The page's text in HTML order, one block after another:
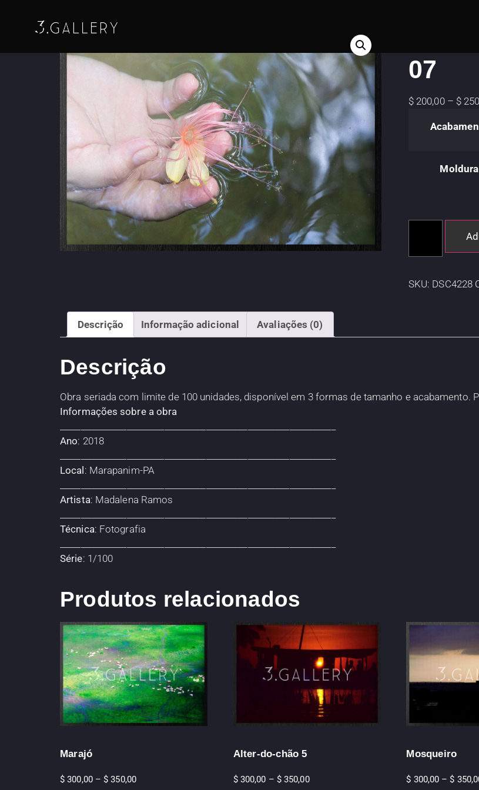
07
$200,00 – $
Moldura
SKU: DSC4228
Descrição Informação adicional Avaliações (0)
Descrição
Obra seriada com limite de 100 unidades, disponível em 3 formas de tamanho e
Informações sobre a obra
Ano: 2018
Local: Marapanim-PA
Artista: Madalena Ramos
Técnica: Fotografia
Série: 1/100
Produtos relacionados
Marajó
$ 300,00 – $ 350,00
Alter-do-chão 5
$300,00 – $350,00
Mosqueiro
$ 300,00 – $